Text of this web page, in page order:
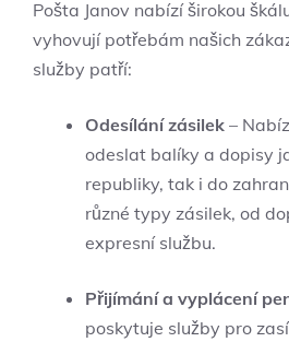
Pošta Janov nabízí širokou
vyhovují potřebám našich
služby patří:
Odesílání zásilek –
odeslat balíky a dopisy
republiky, tak i do
různé typy zásilek, od
expresní službu.
Přijímání a vyplácení
poskytuje služby pro